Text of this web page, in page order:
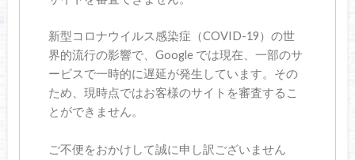
新型コロナウイルス感染症（COVID-19）の世
界的流行の影響で、Google では現在、一部のサ
ービスで一時的に遅延が発生しています。その
ため、現時点ではお客様のサイトを審査するこ
とができません。
ご不便をおかけして誠に申し訳ございません